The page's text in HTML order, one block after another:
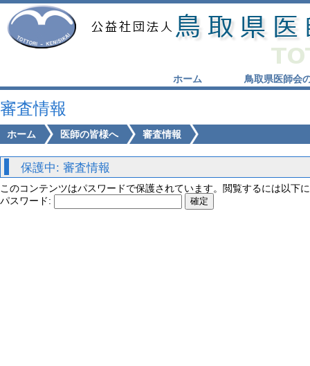
ホーム 鳥取県医師会
審査情報
ホーム 医師の皆様へ 審査情報
保護中: 審査情報
このコンテンツはパスワードで保護されています。閲覧するには以下
パスワード: